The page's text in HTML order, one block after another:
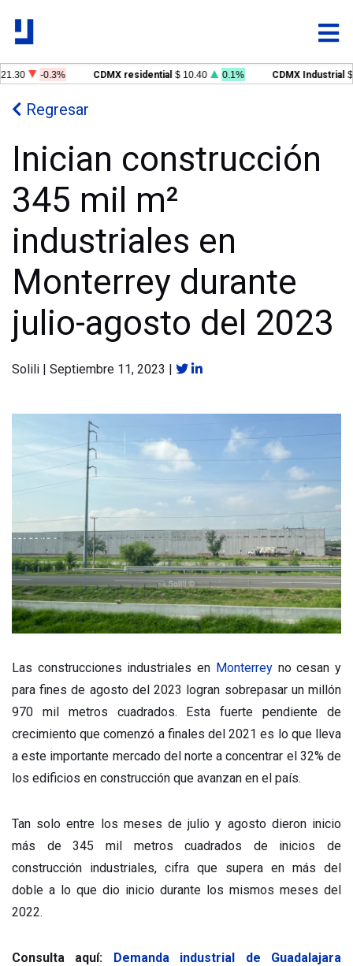
-0.3% CDMX residential $ 10.40 0.1% CDMX Industrial $
Regresar
Inician construcción
345 mil m²
industriales en
Monterrey durante
julio-agosto del 2023
Solili | Septiembre 11, 2023 |
Las construcciones industriales en Monterreyno cesan y
para fines de agosto del 2023 logran sobrepasar un millón
970 mil metros cuadrados. Esta fuerte pendiente de
crecimiento que comenzó a finales del 2021 es lo que lleva
a este importante mercado del norte a concentrar el 32% de
los edificios en construcción que avanzan en el país.
Tan solo entre los meses de julio y agosto dieron inicio
más de 345 mil metros cuadrados de inicios de
construcción industriales, cifra que supera en más del
doble a lo que dio inicio durante los mismos meses del
2022.
Consulta aquí: Demanda industrial de Guadalajara